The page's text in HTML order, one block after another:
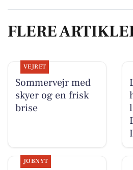
FLERE
VEJRET
Sommervejr med
skyer og en frisk
brise
JOBNYT